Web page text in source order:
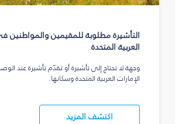
التأشيرة مطلوبة للمقيمين والمواطنين
العربية المتحدة
وجهة لا تحتاج إلى تأشيرة أو تقدّم تأشيرة عند
الإمارات العربية المتحدة وسكانها.
اكتشف المزيد